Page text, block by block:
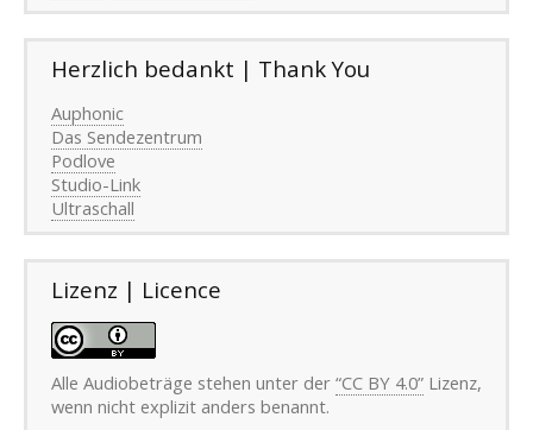
Herzlich bedankt | Thank You
Auphonic
Das Sendezentrum
Podlove
Studio-Link
Ultraschall
Lizenz | Licence
Alle Audiobeträge stehen unter der “CC BY 4.0” Lizenz,
wenn nicht explizit anders benannt.